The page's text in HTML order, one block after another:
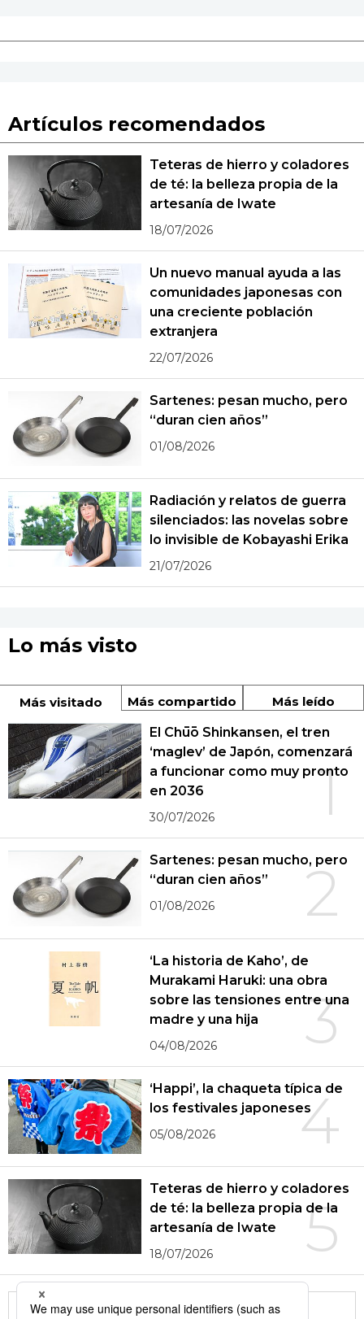
Artículos recomendados
Teteras de hierro y coladores
de té: la belleza propia de la
artesanía de Iwate
18/07/2026
Un nuevo manual ayuda a las
comunidades japonesas con
una creciente población
extranjera
22/07/2026
Sartenes: pesan mucho, pero
“duran cien años”
01/08/2026
Radiación y relatos de guerra
silenciados: las novelas sobre
lo invisible de Kobayashi Erika
21/07/2026
Lo más visto
Más visitado Más compartido Más leído
1
El Chūō Shinkansen, el tren
‘maglev’ de Japón, comenzará
a funcionar como muy pronto
en 2036
30/07/2026
2
Sartenes: pesan mucho, pero
“duran cien años”
01/08/2026
3
‘La historia de Kaho’, de
Murakami Haruki: una obra
sobre las tensiones entre una
madre y una hija
04/08/2026
4
‘Happi’, la chaqueta típica de
los festivales japoneses
05/08/2026
5
Teteras de hierro y coladores
de té: la belleza propia de la
artesanía de Iwate
18/07/2026
More in this series